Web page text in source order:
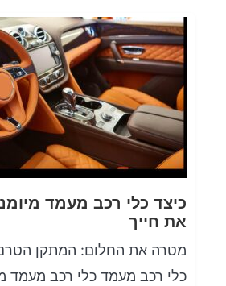
כיצד כלי רכב מעמד
את חייך
מטרה את החלום: המתקן
כלי רכב מעמד כלי רכב מעמד